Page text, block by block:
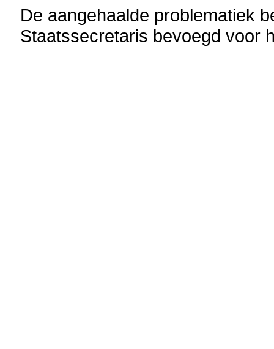
De aangehaalde problematiek
Staatssecretaris bevoegd voor